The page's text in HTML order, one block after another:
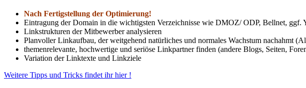
Nach Fertigstellung der Optimierung!
Eintragung der Domain in die wichtigsten Verzeichnisse wie DMOZ/ ODP, Bellnet, ggf.
Linkstrukturen der Mitbewerber analysieren
Planvoller Linkaufbau, der weitgehend natürliches und normales Wachstum nachahmt
themenrelevante, hochwertige und seriöse Linkpartner finden (andere Blogs, Seiten,
Variation der Linktexte und Linkziele
Weitere Tipps und Tricks findet ihr hier !